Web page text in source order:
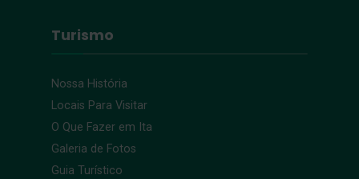
Turismo
Nossa História
Locais Para Visitar
O Que Fazer em Ita
Galeria de Fotos
Guia Turístico